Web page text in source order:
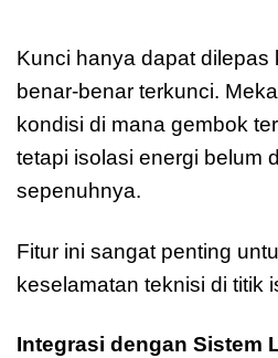
Kunci hanya dapat dilepas
benar-benar terkunci.
kondisi di mana gembok
tetapi isolasi energi belum
sepenuhnya.
Fitur ini sangat penting
keselamatan teknisi di titik
Integrasi dengan Sistem